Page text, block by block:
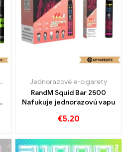
,Jednorazové e-
Jednorazové e-cigarety
RandM Squid Bar 2500
Nafukuje jednorazovú vapu
€5.20